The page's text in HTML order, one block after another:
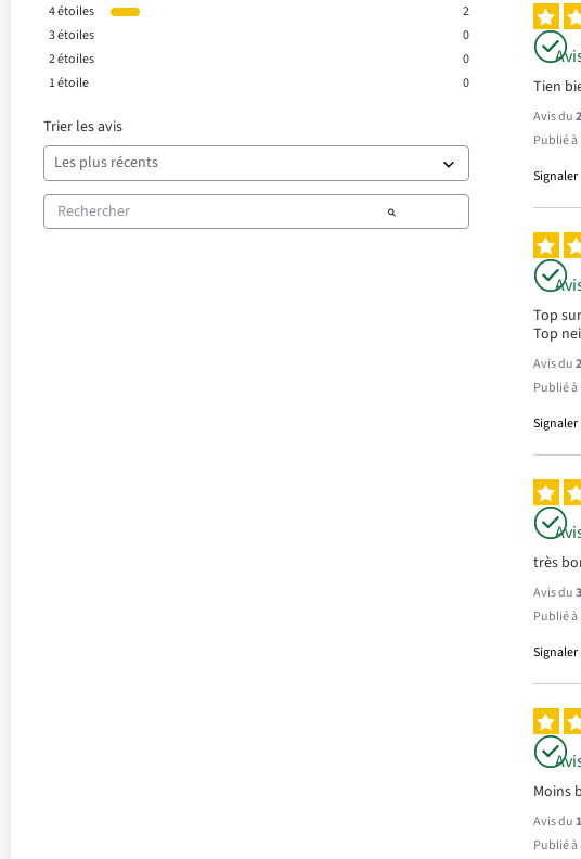
4étoiles
2
3étoiles
0
2étoiles
0
1étoile 0
Trier les avis
Tien
Avis du
Publié
Signaler
Top
Top
Avis du
Publié
Signaler
très
Avis du
Publié
Signaler
Moins
Avis du
Publié